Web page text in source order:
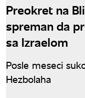
Preokret na
spreman da
sa Izraelom
Posle meseci
Hezbolaha